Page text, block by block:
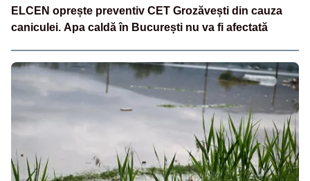
ELCEN oprește preventiv CET Grozăvești din cauza
caniculei. Apa caldă în București nu va fi afectată